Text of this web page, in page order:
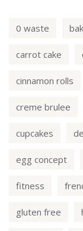
0 waste
carrot cake
cinnamon rolls
creme brulee
cupcakes
egg concept
fitness
gluten free